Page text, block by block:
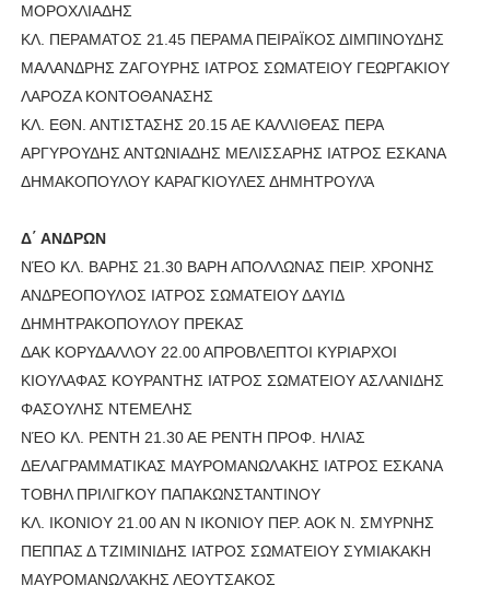
ΜΟΡΟΧΛΙΑΔΗΣ
ΚΛ. ΠΕΡΑΜΑΤΟΣ 21.45 ΠΕΡΑΜΑ ΠΕΙΡΑΪΚΟΣ ΔΙΜΠΙΝΟΥΔΗΣ
ΜΑΛΑΝΔΡΗΣ ΖΑΓΟΥΡΗΣ ΙΑΤΡΟΣ ΣΩΜΑΤΕΙΟΥ ΓΕΩΡΓΑΚΙΟΥ
ΛΑΡΟΖΑ ΚΟΝΤΟΘΑΝΑΣΗΣ
ΚΛ. ΕΘΝ. ΑΝΤΙΣΤΑΣΗΣ 20.15 ΑΕ ΚΑΛΛΙΘΕΑΣ ΠΕΡΑ
ΑΡΓΥΡΟΥΔΗΣ ΑΝΤΩΝΙΑΔΗΣ ΜΕΛΙΣΣΑΡΗΣ ΙΑΤΡΟΣ ΕΣΚΑΝΑ
ΔΗΜΑΚΟΠΟΥΛΟΥ ΚΑΡΑΓΚΙΟΥΛΕΣ ΔΗΜΗΤΡΟΥΛΆ
Δ΄ ΑΝΔΡΩΝ
ΝΈΟ ΚΛ. ΒΑΡΗΣ 21.30 ΒΑΡΗ ΑΠΟΛΛΩΝΑΣ ΠΕΙΡ. ΧΡΟΝΗΣ
ΑΝΔΡΕΟΠΟΥΛΟΣ ΙΑΤΡΟΣ ΣΩΜΑΤΕΙΟΥ ΔΑΥΙΔ
ΔΗΜΗΤΡΑΚΟΠΟΥΛΟΥ ΠΡΕΚΑΣ
ΔΑΚ ΚΟΡΥΔΑΛΛΟΥ 22.00 ΑΠΡΟΒΛΕΠΤΟΙ ΚΥΡΙΑΡΧΟΙ
ΚΙΟΥΛΑΦΑΣ ΚΟΥΡΑΝΤΗΣ ΙΑΤΡΟΣ ΣΩΜΑΤΕΙΟΥ ΑΣΛΑΝΙΔΗΣ
ΦΑΣΟΥΛΗΣ ΝΤΕΜΕΛΗΣ
ΝΈΟ ΚΛ. ΡΕΝΤΗ 21.30 ΑΕ ΡΕΝΤΗ ΠΡΟΦ. ΗΛΙΑΣ
ΔΕΛΑΓΡΑΜΜΑΤΙΚΑΣ ΜΑΥΡΟΜΑΝΩΛΑΚΗΣ ΙΑΤΡΟΣ ΕΣΚΑΝΑ
ΤΟΒΗΛ ΠΡΙΛΙΓΚΟΥ ΠΑΠΑΚΩΝΣΤΑΝΤΙΝΟΥ
ΚΛ. ΙΚΟΝΙΟΥ 21.00 ΑΝ Ν ΙΚΟΝΙΟΥ ΠΕΡ. ΑΟΚ Ν. ΣΜΥΡΝΗΣ
ΠΕΠΠΑΣ Δ ΤΖΙΜΙΝΙΔΗΣ ΙΑΤΡΟΣ ΣΩΜΑΤΕΙΟΥ ΣΥΜΙΑΚΑΚΗ
ΜΑΥΡΟΜΑΝΩΛΆΚΗΣ ΛΕΟΥΤΣΑΚΟΣ